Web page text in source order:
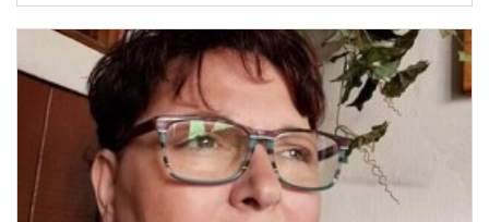
Čočky s filtrem modrého světla
Progresivní (multifokální) čočky
Proč nakoupit právě uOptikDoDomu ?
Tohle je otázka, kterou si možná kladete. Na internetu je
přece spousta eshopů s brýlemi. Proč zrovna my?
Ke každým brýlím dostanete pevné pouzdro a mikrovláknový
hadřík
30 dní na vyzkoušení – s garancí vrácení celé zaplacené částky
Doživotní garance na brýlové obruby